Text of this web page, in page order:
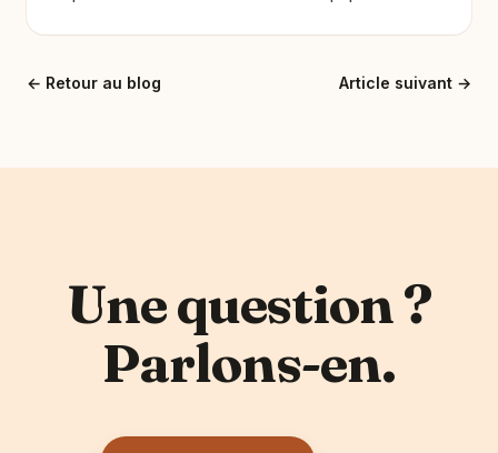
← Retour au blog Article suivant →
Une question ?
Parlons-en.